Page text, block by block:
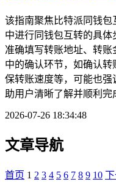
该指南聚焦比特派同钱
中进行同钱包互转的具体
准确填写转账地址、转
中的确认环节，如确认
保转账速度等，可能也
助用户清晰了解并顺利
2026-07-26 18:34:48
文章导航
首页 1 2 3 4 5 6 7 8 9 10